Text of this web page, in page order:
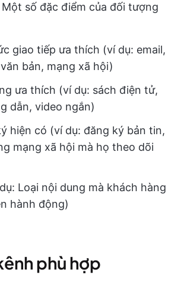
số đặc điểm của đối tượng
giao tiếp ưa thích (ví dụ: email,
bản, mạng xã hội)
ưa thích (ví dụ: sách điện tử,
dẫn, video ngắn)
hiện có (ví dụ: đăng ký bản tin,
mạng xã hội mà họ theo dõi
Loại nội dung mà khách hàng
hành động)
phù hợp